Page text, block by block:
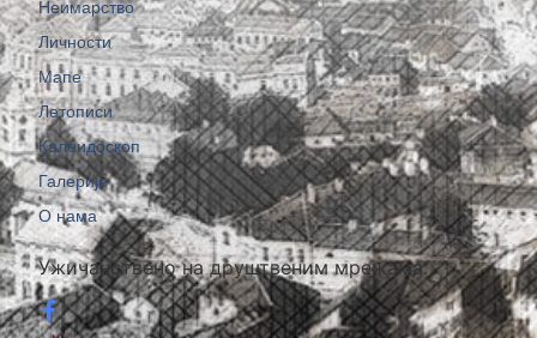
Ужичанствено на друштвеним мрежама:
Неимарство
Личности
Мапе
Летописи
Калеидоскоп
Галерије
О нама